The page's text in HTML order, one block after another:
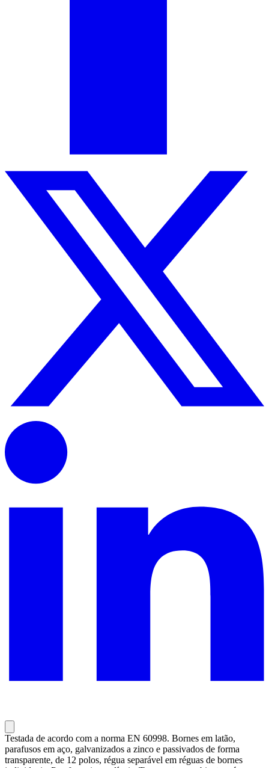
Testada de acordo com a norma EN 60998. Bornes em latão,
parafusos em aço, galvanizados a zinco e passivados de forma
transparente, de 12 polos, régua separável em réguas de bornes